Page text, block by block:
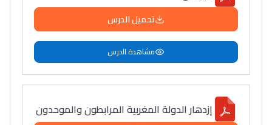
تحميل الدرس
مشاهدة الدرس
إزدهار الدولة المغربية المرابطون والموحدون